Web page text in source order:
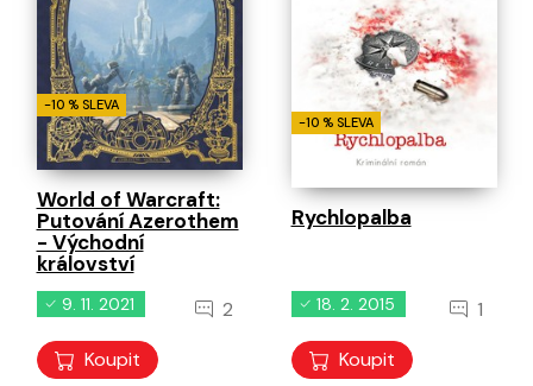
-10 % SLEVA
World of Warcraft:
Putování Azerothem
- Východní
království
9. 11. 2021 2
Koupit
-10 % SLEVA
Rychlopalba
18. 2. 2015 1
Koupit